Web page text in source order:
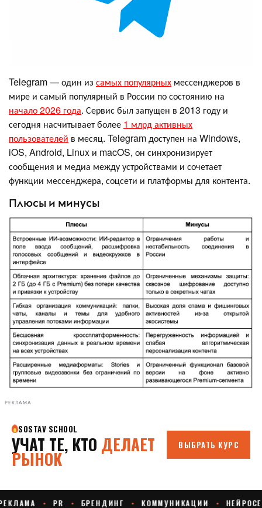
Telegram — один из самых популярных мессенджеров в
мире и самый популярный в России по состоянию на
начало 2026 года. Сервис был запущен в 2013 году и
сегодня насчитывает более 1 млрд активных
пользователей в месяц. Telegram доступен на Windows,
iOS, Android, Linux и macOS, он синхронизирует
сообщения и медиа между устройствами и сочетает
функции мессенджера, соцсети и платформы для контента.
Плюсы и минусы
РЕКЛАМА